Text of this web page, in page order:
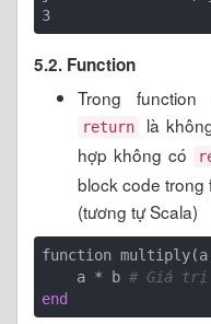
5.2. Function
Trong
return
là
hợp không có
block code trong
(tương tự Scala)
function
    a * b
# Giá
end